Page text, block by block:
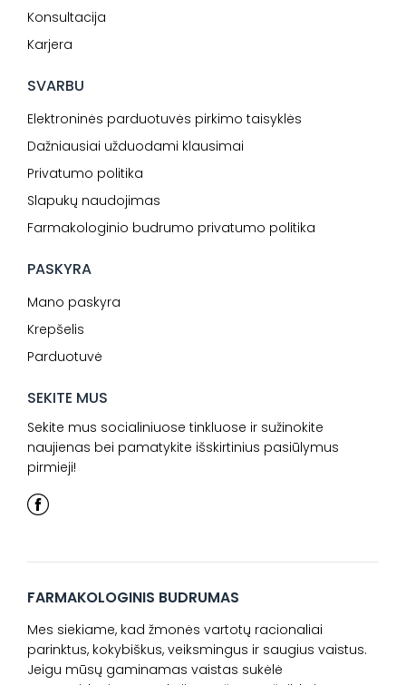
Konsultacija
Karjera
SVARBU
Elektroninės parduotuvės pirkimo taisyklės
Dažniausiai užduodami klausimai
Privatumo politika
Slapukų naudojimas
Farmakologinio budrumo privatumo politika
PASKYRA
Mano paskyra
Krepšelis
Parduotuvė
SEKITE MUS
Sekite mus socialiniuose tinkluose ir sužinokite
naujienas bei pamatykite išskirtinius pasiūlymus
pirmieji!
FARMAKOLOGINIS BUDRUMAS
Mes siekiame, kad žmonės vartotų racionaliai
parinktus, kokybiškus, veiksmingus ir saugius vaistus.
Jeigu mūsų gaminamas vaistas sukėlė